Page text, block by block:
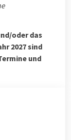
oder das
2027 sind
und